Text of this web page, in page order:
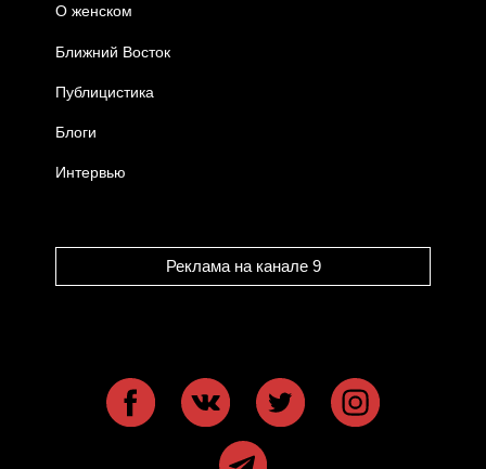
О женском
Ближний Восток
Публицистика
Блоги
Интервью
Реклама на канале 9